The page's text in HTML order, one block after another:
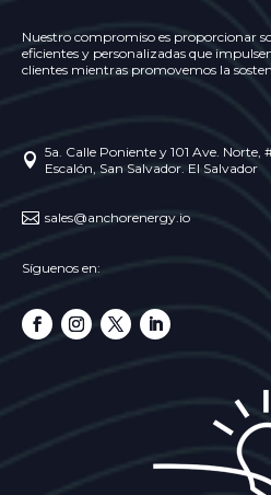
Nuestro compromiso es proporcionar
eficientes y personalizadas que
clientes mientras promovemos la
 5a. Calle Poniente y 101 Ave. Norte,
Escalón, San Salvador. El Salvador
 sales@anchorenergy.io
Síguenos en: